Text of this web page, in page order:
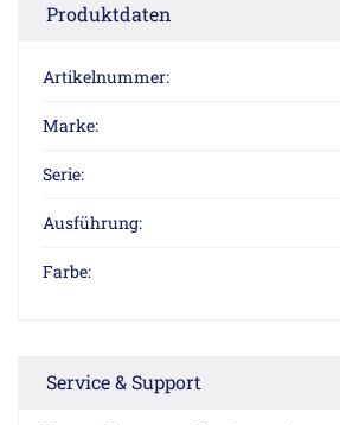
Produktdaten
Artikelnummer:
Marke:
Serie:
Ausführung:
Farbe:
Service & Support